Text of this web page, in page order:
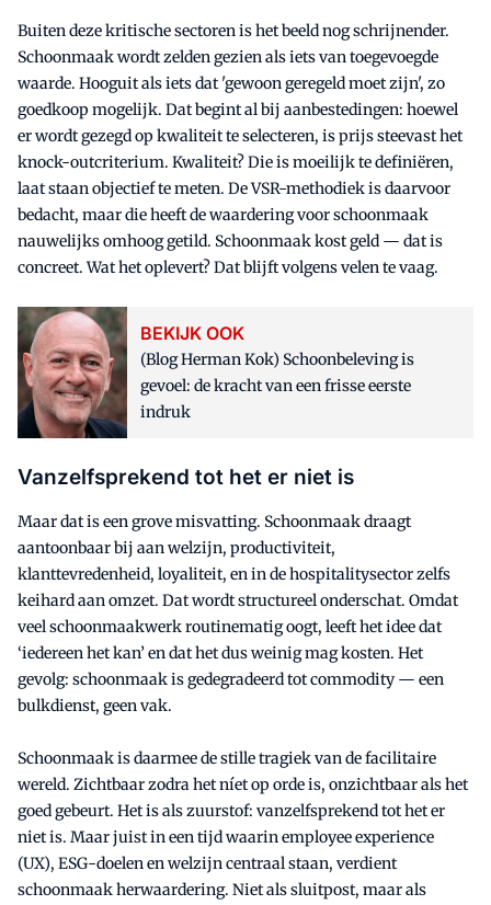
Buiten deze kritische sectoren is het beeld nog schrijnender.
Schoonmaak wordt zelden gezien als iets van toegevoegde
waarde. Hooguit als iets dat 'gewoon geregeld moet zijn', zo
goedkoop mogelijk. Dat begint al bij aanbestedingen: hoewel
er wordt gezegd op kwaliteit te selecteren, is prijs steevast het
knock-outcriterium. Kwaliteit? Die is moeilijk te definiëren,
laat staan objectief te meten. De VSR-methodiek is daarvoor
bedacht, maar die heeft de waardering voor schoonmaak
nauwelijks omhoog getild. Schoonmaak kost geld — dat is
concreet. Wat het oplevert? Dat blijft volgens velen te vaag.
BEKIJK OOK
(Blog Herman Kok) Schoonbeleving is
gevoel: de kracht van een frisse eerste
indruk
Vanzelfsprekend tot het er niet is
Maar dat is een grove misvatting. Schoonmaak draagt
aantoonbaar bij aan welzijn, productiviteit,
klanttevredenheid, loyaliteit, en in de hospitalitysector zelfs
keihard aan omzet. Dat wordt structureel onderschat. Omdat
veel schoonmaakwerk routinematig oogt, leeft het idee dat
‘iedereen het kan’ en dat het dus weinig mag kosten. Het
gevolg: schoonmaak is gedegradeerd tot commodity — een
bulkdienst, geen vak.
Schoonmaak is daarmee de stille tragiek van de facilitaire
wereld. Zichtbaar zodra het níet op orde is, onzichtbaar als het
goed gebeurt. Het is als zuurstof: vanzelfsprekend tot het er
niet is. Maar juist in een tijd waarin employee experience
(UX), ESG-doelen en welzijn centraal staan, verdient
schoonmaak herwaardering. Niet als sluitpost, maar als